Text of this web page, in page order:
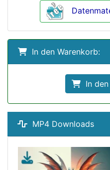
In den Warenkorb:
In den
MP4 Downloads